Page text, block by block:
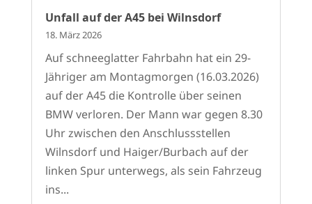
Unfall auf der A45 bei Wilnsdorf
18. März 2026
Auf schneeglatter Fahrbahn hat ein 29-
Jähriger am Montagmorgen (16.03.2026)
auf der A45 die Kontrolle über seinen
BMW verloren. Der Mann war gegen 8.30
Uhr zwischen den Anschlussstellen
Wilnsdorf und Haiger/Burbach auf der
linken Spur unterwegs, als sein Fahrzeug
ins...